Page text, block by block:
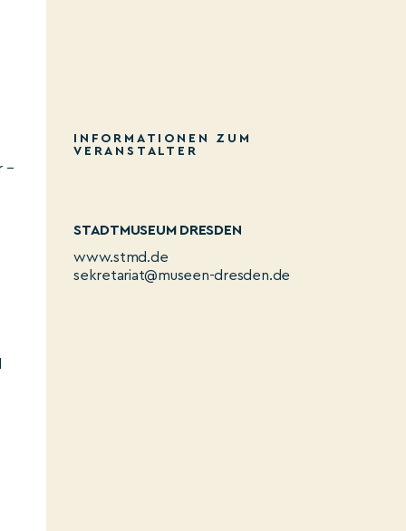
–
INFORMATIONEN ZUM
VERANSTALTER
STADTMUSEUM DRESDEN
www.stmd.de
sekretariat@museen-dresden.de